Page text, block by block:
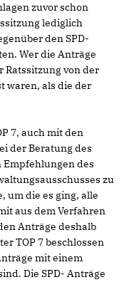
zuvor schon
lediglich
den SPD-
Wer die Anträge
Ratssitzung von der
waren, als die der
7, auch mit den
der Beratung des
Empfehlungen des
zu
um die es ging, alle
aus dem Verfahren
Anträge deshalb
TOP 7 beschlossen
mit einem
Die SPD- Anträge